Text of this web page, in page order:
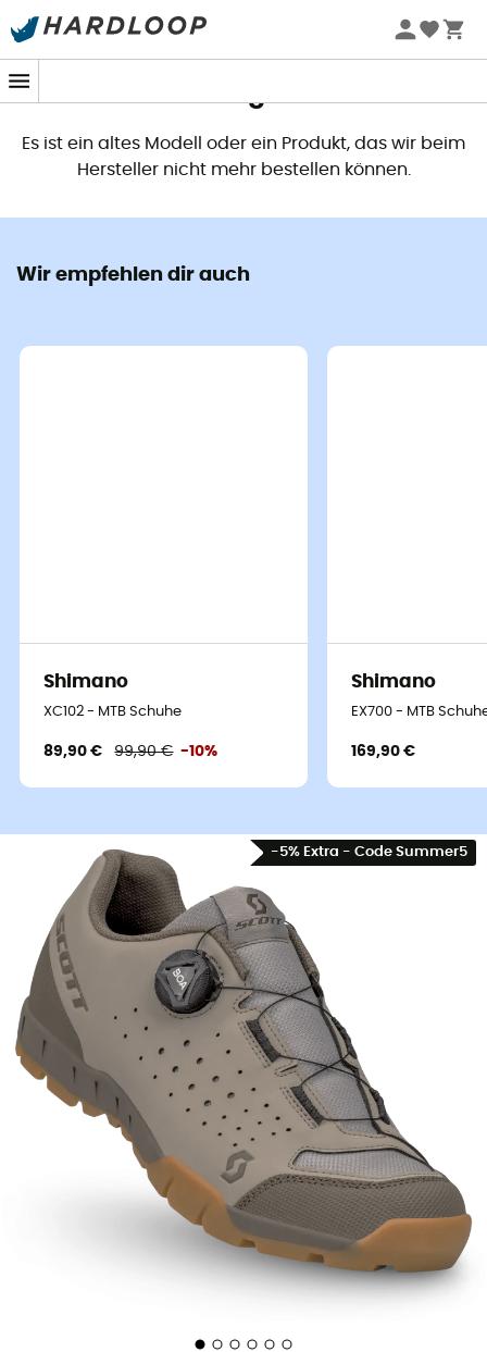
Dieses Produkt ist nicht mehr
Es ist ein altes Modell oder ein Produkt, das wir beim
Hersteller nicht mehr bestellen können.
Wir empfehlen dir auch
Shimano
XC102 - MTB Schuhe
89,90 € 99,90 € -10%
Shimano
EX700 - MTB
169,90 €
-5% Extra - Code Summer5